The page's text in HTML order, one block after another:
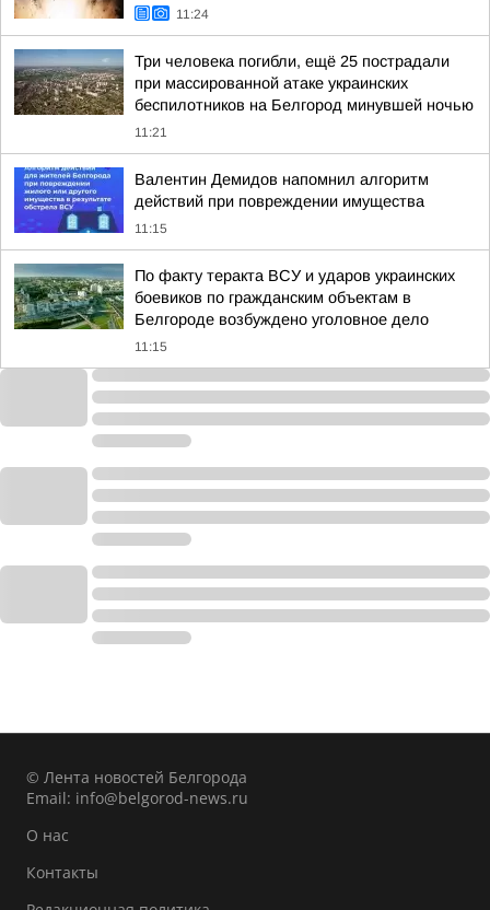
11:24
Три человека погибли, ещё 25 пострадали
при массированной атаке украинских
беспилотников на Белгород минувшей ночью
11:21
Валентин Демидов напомнил алгоритм
действий при повреждении имущества
11:15
По факту теракта ВСУ и ударов украинских
боевиков по гражданским объектам в
Белгороде возбуждено уголовное дело
11:15
© Лента новостей Белгорода
Email: info@belgorod-news.ru
О нас
Контакты